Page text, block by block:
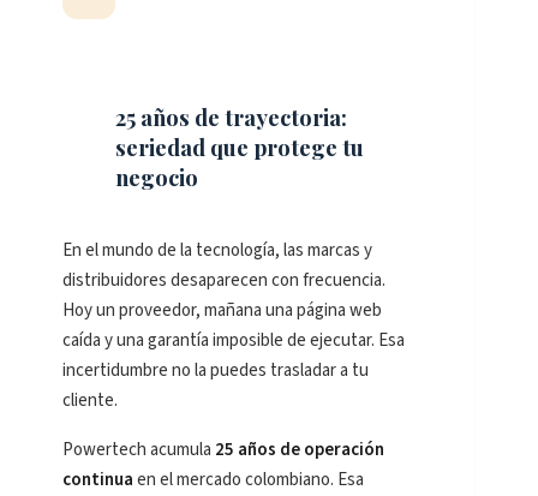
25 años de trayectoria:
seriedad que protege tu
negocio
En el mundo de la tecnología, las marcas y
distribuidores desaparecen con frecuencia.
Hoy un proveedor, mañana una página web
caída y una garantía imposible de ejecutar. Esa
incertidumbre no la puedes trasladar a tu
cliente.
Powertech acumula 25 años de operación
continuaen el mercado colombiano. Esa